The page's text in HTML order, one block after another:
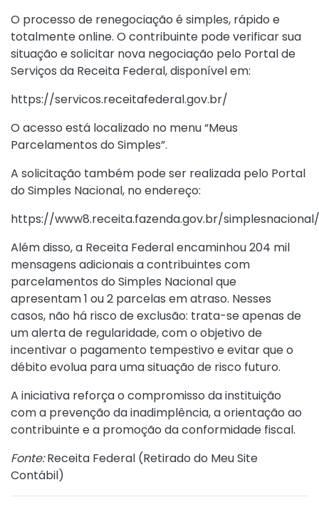
O processo de renegociação é simples, rápido e
totalmente online. O contribuinte pode verificar sua
situação e solicitar nova negociação pelo Portal de
Serviços da Receita Federal, disponível em:
https://servicos.receitafederal.gov.br/
O acesso está localizado no menu “Meus
Parcelamentos do Simples”.
A solicitação também pode ser realizada pelo Portal
do Simples Nacional, no endereço:
https://www8.receita.fazenda.gov.br/simplesnacional/
Além disso, a Receita Federal encaminhou 204 mil
mensagens adicionais a contribuintes com
parcelamentos do Simples Nacional que
apresentam 1 ou 2 parcelas em atraso. Nesses
casos, não há risco de exclusão: trata-se apenas de
um alerta de regularidade, com o objetivo de
incentivar o pagamento tempestivo e evitar que o
débito evolua para uma situação de risco futuro.
A iniciativa reforça o compromisso da instituição
com a prevenção da inadimplência, a orientação ao
contribuinte e a promoção da conformidade fiscal.
Fonte:Receita Federal (Retirado do Meu Site
Contábil)